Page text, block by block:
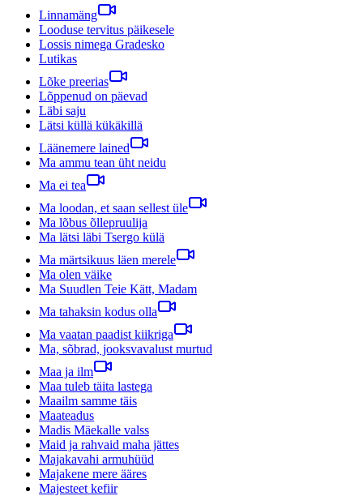
Linnamäng
Looduse tervitus päikesele
Lossis nimega Gradesko
Lutikas
Lõke preerias
Lõppenud on päevad
Läbi saju
Lätsi küllä kükäkillä
Läänemere lained
Ma ammu tean üht neidu
Ma ei tea
Ma loodan, et saan sellest üle
Ma lõbus õllepruulija
Ma lätsi läbi Tsergo külä
Ma märtsikuus läen merele
Ma olen väike
Ma Suudlen Teie Kätt, Madam
Ma tahaksin kodus olla
Ma vaatan paadist kiikriga
Ma, sõbrad, jooksvavalust murtud
Maa ja ilm
Maa tuleb täita lastega
Maailm samme täis
Maateadus
Madis Mäekalle valss
Maid ja rahvaid maha jättes
Majakavahi armuhüüd
Majakene mere ääres
Majesteet kefiir